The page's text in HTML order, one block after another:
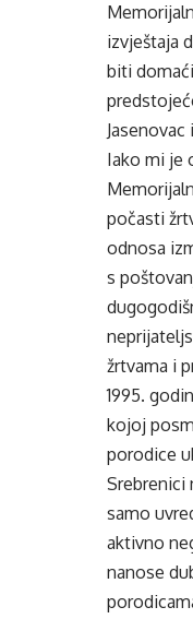
izvještaja
biti
Iako mi je
počasti
odnosa
s
žrtvama i
1995.
kojoj
porodice
Srebrenici
samo
aktivno
nanose